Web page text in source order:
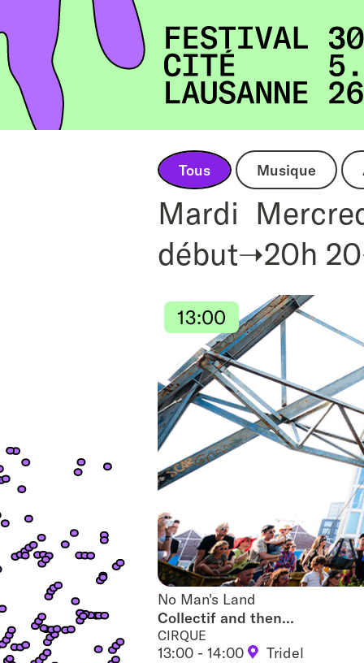
Tous Musique
Mardi
début➝20h
No Man's Land
No Man's Land
Collectif and then...
CIRQUE
13:00 - 14:00 Tridel
13:00